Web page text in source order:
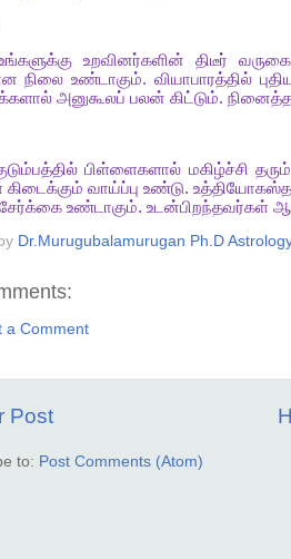
உறவினர்களின் திடீர் வருகை
நிலை உண்டாகும். வியாபாரத்தில்
அனுகூலப் பலன் கிட்டும்.
பிள்ளைகளால் மகிழ்ச்சி தரும்
கிடைக்கும் வாய்ப்பு உண்டு.
சேர்க்கை உண்டாகும். உடன்பிறந்தவர்கள்
Dr.Murugubalamurugan Ph.D
a Comment
Post
to: Post Comments (Atom)